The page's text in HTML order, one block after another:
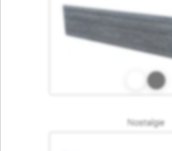
Nostalgie